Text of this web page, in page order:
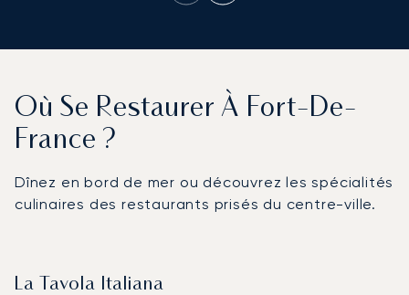
Où Se Restaurer À Fort-De-
France ?
Dînez en bord de mer ou découvrez les spécialités
culinaires des restaurants prisés du centre-ville.
La Tavola Italiana